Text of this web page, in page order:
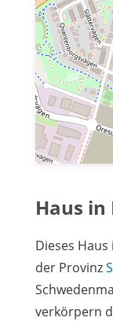
Haus in
Dieses
der Provinz
verkörpern